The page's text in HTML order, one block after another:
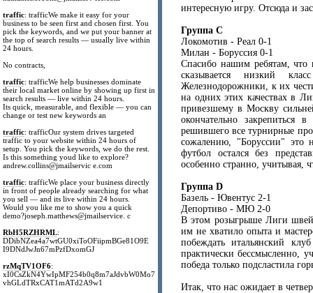
traffic: trafficWe make it easy for your
business to be seen first and chosen first. You
pick the keywords, and we put your banner at
the top of search results — usually live within
24 hours.
No contracts,
traffic: trafficWe help businesses dominate
their local market online by showing up first in
search results — live within 24 hours.
Its quick, measurable, and flexible — you can
change or test new keywords an
traffic: trafficOur system drives targeted
traffic to your website within 24 hours of
setup. You pick the keywords, we do the rest.
Is this something youd like to explore?
andrew.collins@jmailservic e.com
traffic: trafficWe place your business directly
in front of people already searching for what
you sell — and its live within 24 hours.
Would you like me to show you a quick
demo?joseph.matthews@jmailservice. c
RbH5RZHRML:
DDibNZea4a7wtGU0xiToOFiipmBGe81O9E
I9DNdJwJn67mPzfDxomGJ
rzMqTV1OF6:
xI0CsZkN4YwIpMF254b0q8m7aJdvbW0Mo7
vhGLdTRxCAT1mATd2A9w1
интересную игру. Отсюда и
Группа C
Локомотив - Реал 0-1
Милан - Боруссия 0-1
Спасибо нашим ребятам, что
сказывается низкий
Железнодорожники, к их
на одних этих качествах в
привезшему в Москву
окончательно
решившего все турнирные
сожалению, "Боруссии" это
футбол остался без
особенно странно,
Группа D
Базель - Ювентус 2-1
Депортиво - МЮ 2-0
В этом розыгрыше Лиги
им не хватило опыта и
побеждать итальянский
практически бессмысленно,
победа только подсластила
Итак, что нас ожидает в